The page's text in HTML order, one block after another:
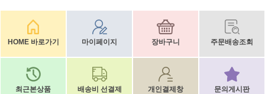
HOME 바로가기 마이페이지 장바구니 주문배송조회
최근본상품 배송비 선결제 개인결제창 문의게시판